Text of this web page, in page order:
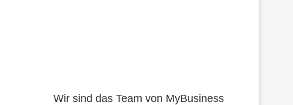
Wir sind das Team von MyBusiness